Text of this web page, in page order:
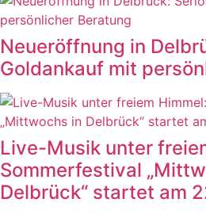
Neueröffnung in
Goldankauf mit
Live-Musik unter
Sommerfestival
Delbrück“ startet am